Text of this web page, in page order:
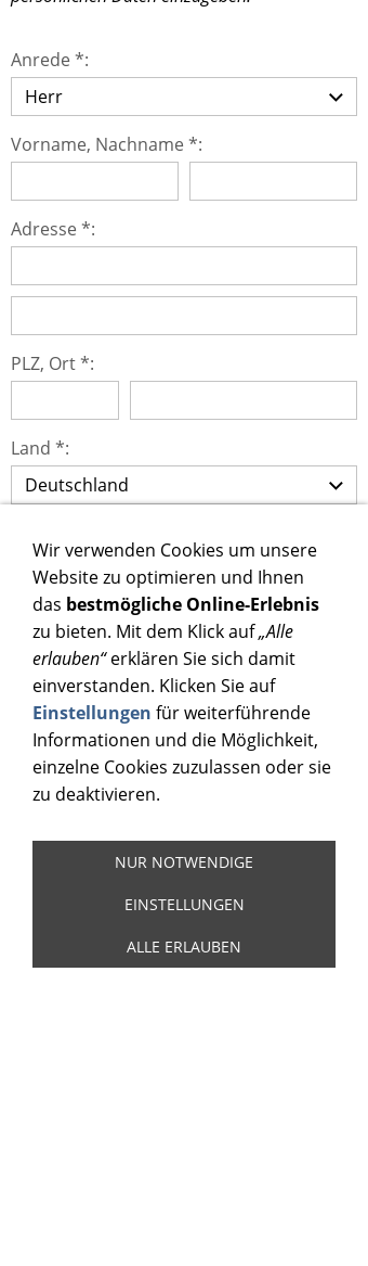
Anrede *:
Vorname, Nachname *:
Adresse *:
PLZ, Ort *:
Land *:
Fax:
Mobiltelefon:
Für Newsletter anmelden
KONTO ERSTELLEN
Wir verwenden Cookies um unsere
Website zu optimieren und Ihnen
das bestmögliche Online-Erlebnis
zu bieten. Mit dem Klick auf„Alle
erlauben“erklären Sie sich damit
einverstanden. Klicken Sie auf
Einstellungen für weiterführende
Informationen und die Möglichkeit,
einzelne Cookies zuzulassen oder sie
zu deaktivieren.
NUR NOTWENDIGE
EINSTELLUNGEN
ALLE ERLAUBEN